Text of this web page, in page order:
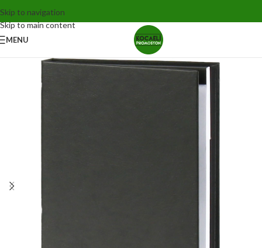
Skip to navigation
Skip to main content
MENU